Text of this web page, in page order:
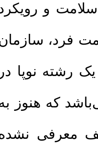
سلامت و
فرد،
رشته نوپا در
که هنوز
معرفی